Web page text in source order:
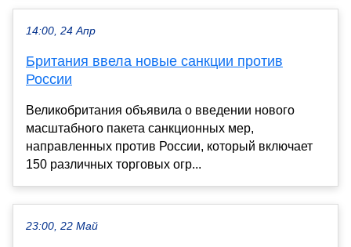
14:00, 24 Апр
Британия ввела новые санкции против
России
Великобритания объявила о введении нового
масштабного пакета санкционных мер,
направленных против России, который включает
150 различных торговых огр...
23:00, 22 Май